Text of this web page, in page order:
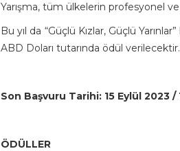
Yarışma, tüm ülkelerin profesyonel
Bu yıl da “Güçlü Kızlar, Güçlü
ABD Doları tutarında ödül verilecektir.
Son Başvuru Tarihi: 15 Eylül 2023 /
ÖDÜLLER